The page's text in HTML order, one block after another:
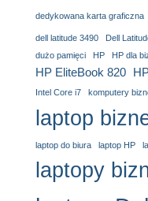
dedykowana karta graficzna
dell latitude 3490 Dell
dużo pamięci
HP HP dla
HP EliteBook 820
Intel Core i7 komputery
laptop
laptop do biura laptop HP
laptopy